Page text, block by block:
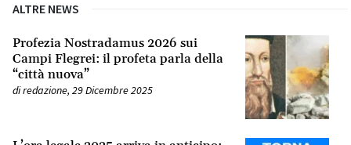
ALTRE NEWS
Profezia Nostradamus 2026 sui
Campi Flegrei: il profeta parla della
“città nuova”
diredazione, 29 Dicembre 2025